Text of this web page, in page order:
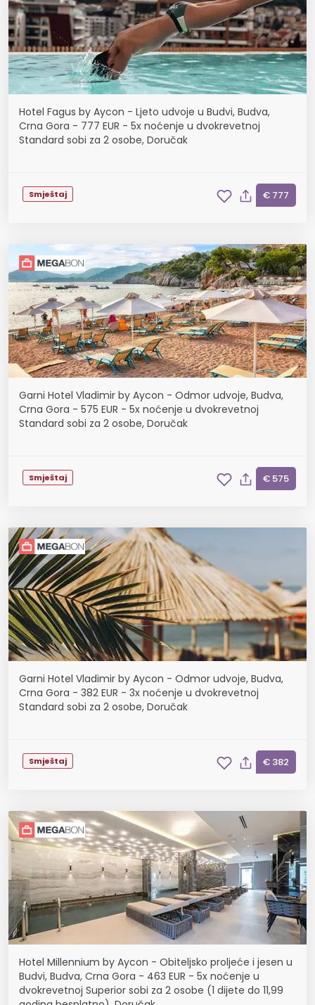
Hotel Fagus by Aycon - Ljeto udvoje u Budvi, Budva,
Crna Gora - 777 EUR - 5x noćenje u dvokrevetnoj
Standard sobi za 2 osobe, Doručak
Smještaj € 777
Garni Hotel Vladimir by Aycon - Odmor udvoje, Budva,
Crna Gora - 575 EUR - 5x noćenje u dvokrevetnoj
Standard sobi za 2 osobe, Doručak
Smještaj € 575
Garni Hotel Vladimir by Aycon - Odmor udvoje, Budva,
Crna Gora - 382 EUR - 3x noćenje u dvokrevetnoj
Standard sobi za 2 osobe, Doručak
Smještaj € 382
Hotel Millennium by Aycon - Obiteljsko proljeće i jesen u
Budvi, Budva, Crna Gora - 463 EUR - 5x noćenje u
dvokrevetnoj Superior sobi za 2 osobe (1 dijete do 11,99